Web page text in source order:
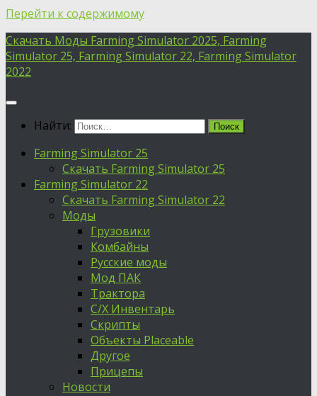
Перейти к содержимому
Скачать Моды Farming Simulator 2025, Farming
Simulator 25, Farming Simulator 22, Farming Simulator
2022
Найти:
Farming Simulator 25
Скачать Farming Simulator 25
Farming Simulator 22
Скачать Farming Simulator 22
Моды
Грузовики
Комбайны
Русские моды
Мод ПАК
Трактора
С/Х Инвентарь
Скрипты
Объекты Placeable
Другое
Прицепы
Новости